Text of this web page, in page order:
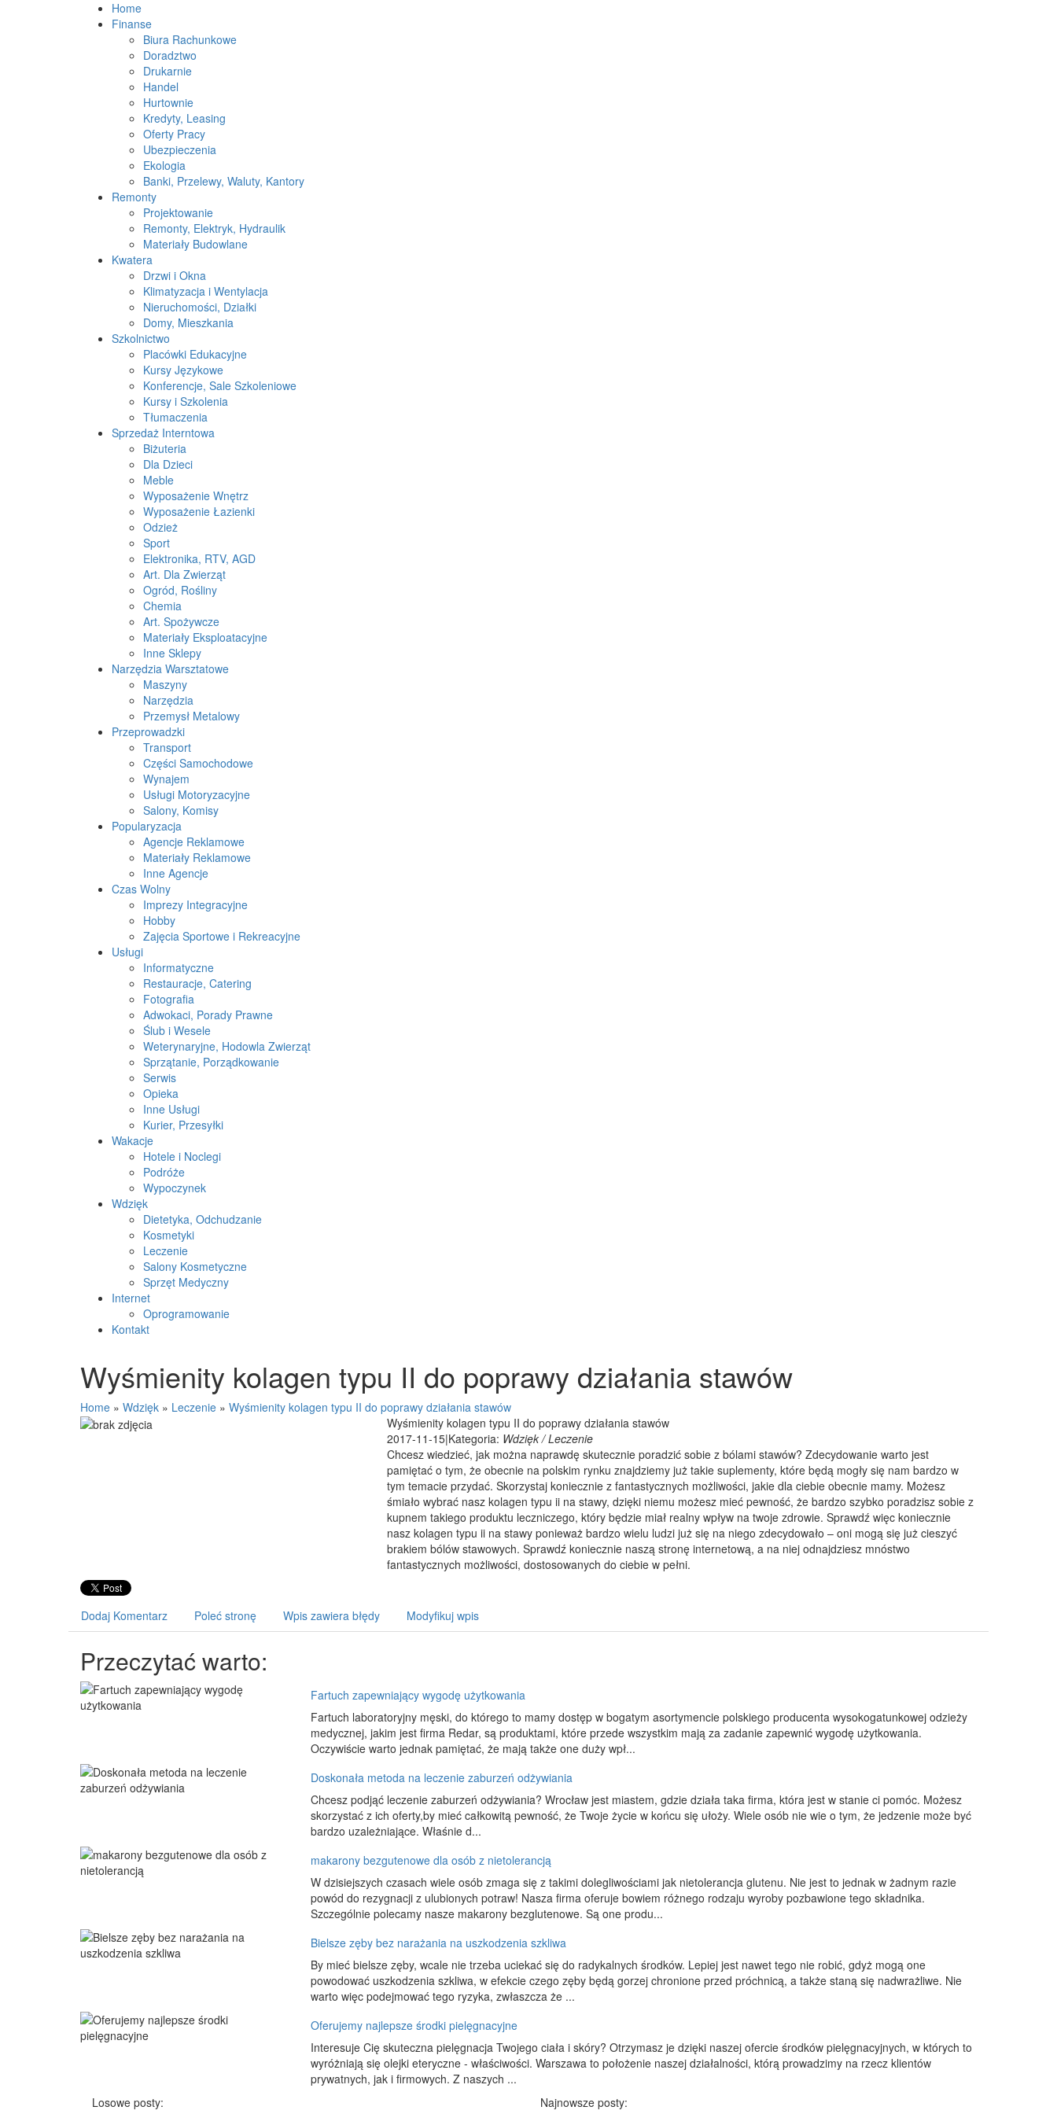
Home
Finanse
Biura Rachunkowe
Doradztwo
Drukarnie
Handel
Hurtownie
Kredyty, Leasing
Oferty Pracy
Ubezpieczenia
Ekologia
Banki, Przelewy, Waluty, Kantory
Remonty
Projektowanie
Remonty, Elektryk, Hydraulik
Materiały Budowlane
Kwatera
Drzwi i Okna
Klimatyzacja i Wentylacja
Nieruchomości, Działki
Domy, Mieszkania
Szkolnictwo
Placówki Edukacyjne
Kursy Językowe
Konferencje, Sale Szkoleniowe
Kursy i Szkolenia
Tłumaczenia
Sprzedaż Interntowa
Biżuteria
Dla Dzieci
Meble
Wyposażenie Wnętrz
Wyposażenie Łazienki
Odzież
Sport
Elektronika, RTV, AGD
Art. Dla Zwierząt
Ogród, Rośliny
Chemia
Art. Spożywcze
Materiały Eksploatacyjne
Inne Sklepy
Narzędzia Warsztatowe
Maszyny
Narzędzia
Przemysł Metalowy
Przeprowadzki
Transport
Części Samochodowe
Wynajem
Usługi Motoryzacyjne
Salony, Komisy
Popularyzacja
Agencje Reklamowe
Materiały Reklamowe
Inne Agencje
Czas Wolny
Imprezy Integracyjne
Hobby
Zajęcia Sportowe i Rekreacyjne
Usługi
Informatyczne
Restauracje, Catering
Fotografia
Adwokaci, Porady Prawne
Ślub i Wesele
Weterynaryjne, Hodowla Zwierząt
Sprzątanie, Porządkowanie
Serwis
Opieka
Inne Usługi
Kurier, Przesyłki
Wakacje
Hotele i Noclegi
Podróże
Wypoczynek
Wdzięk
Dietetyka, Odchudzanie
Kosmetyki
Leczenie
Salony Kosmetyczne
Sprzęt Medyczny
Internet
Oprogramowanie
Kontakt
Wyśmienity kolagen typu II do poprawy działania stawów
Home » Wdzięk » Leczenie » Wyśmienity kolagen typu II do poprawy działania stawów
Wyśmienity kolagen typu II do poprawy działania stawów
2017-11-15|Kategoria: Wdzięk / Leczenie
Chcesz wiedzieć, jak można naprawdę skutecznie poradzić sobie z bólami stawów? Zdecydowanie warto jest
pamiętać o tym, że obecnie na polskim rynku znajdziemy już takie suplementy, które będą mogły się nam bardzo w
tym temacie przydać. Skorzystaj koniecznie z fantastycznych możliwości, jakie dla ciebie obecnie mamy. Możesz
śmiało wybrać nasz kolagen typu ii na stawy, dzięki niemu możesz mieć pewność, że bardzo szybko poradzisz sobie z
kupnem takiego produktu leczniczego, który będzie miał realny wpływ na twoje zdrowie. Sprawdź więc koniecznie
nasz kolagen typu ii na stawy ponieważ bardzo wielu ludzi już się na niego zdecydowało – oni mogą się już cieszyć
brakiem bólów stawowych. Sprawdź koniecznie naszą stronę internetową, a na niej odnajdziesz mnóstwo
fantastycznych możliwości, dostosowanych do ciebie w pełni.
Dodaj Komentarz Poleć stronę Wpis zawiera błędy Modyfikuj wpis
Przeczytać warto:
Fartuch zapewniający wygodę użytkowania
Fartuch laboratoryjny męski, do którego to mamy dostęp w bogatym asortymencie polskiego producenta wysokogatunkowej odzieży
medycznej, jakim jest firma Redar, są produktami, które przede wszystkim mają za zadanie zapewnić wygodę użytkowania.
Oczywiście warto jednak pamiętać, że mają także one duży wpł...
Doskonała metoda na leczenie zaburzeń odżywiania
Chcesz podjąć leczenie zaburzeń odżywiania? Wrocław jest miastem, gdzie działa taka firma, która jest w stanie ci pomóc. Możesz
skorzystać z ich oferty,by mieć całkowitą pewność, że Twoje życie w końcu się ułoży. Wiele osób nie wie o tym, że jedzenie może być
bardzo uzależniające. Właśnie d...
makarony bezgutenowe dla osób z nietolerancją
W dzisiejszych czasach wiele osób zmaga się z takimi dolegliwościami jak nietolerancja glutenu. Nie jest to jednak w żadnym razie
powód do rezygnacji z ulubionych potraw! Nasza firma oferuje bowiem różnego rodzaju wyroby pozbawione tego składnika.
Szczególnie polecamy nasze makarony bezglutenowe. Są one produ...
Bielsze zęby bez narażania na uszkodzenia szkliwa
By mieć bielsze zęby, wcale nie trzeba uciekać się do radykalnych środków. Lepiej jest nawet tego nie robić, gdyż mogą one
powodować uszkodzenia szkliwa, w efekcie czego zęby będą gorzej chronione przed próchnicą, a także staną się nadwrażliwe. Nie
warto więc podejmować tego ryzyka, zwłaszcza że ...
Oferujemy najlepsze środki pielęgnacyjne
Interesuje Cię skuteczna pielęgnacja Twojego ciała i skóry? Otrzymasz je dzięki naszej ofercie środków pielęgnacyjnych, w których to
wyróżniają się olejki eteryczne - właściwości. Warszawa to położenie naszej działalności, którą prowadzimy na rzecz klientów
prywatnych, jak i firmowych. Z naszych ...
Losowe posty:
Najnowsze posty: